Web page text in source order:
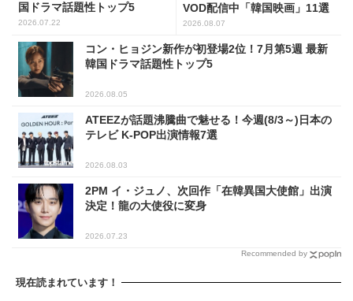
国ドラマ話題性トップ5
2026.07.22
VOD配信中「韓国映画」11選
2026.08.07
コン・ヒョジン新作が初登場2位！7月第5週 最新
韓国ドラマ話題性トップ5
2026.08.05
ATEEZが話題沸騰曲で魅せる！今週(8/3～)日本の
テレビ K-POP出演情報7選
2026.08.03
2PM イ・ジュノ、次回作「在韓異国大使館」出演
決定！龍の大使役に変身
2026.07.23
Recommended by
現在読まれています！